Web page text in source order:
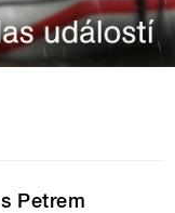
Petrem